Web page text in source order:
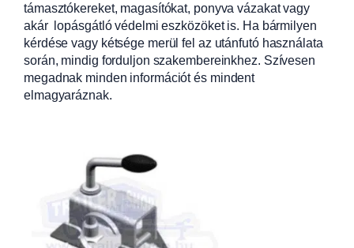
támasztókereket, magasítókat, ponyva vázakat vagy
akár lopásgátló védelmi eszközöket is. Ha bármilyen
kérdése vagy kétsége merül fel az utánfutó használata
során, mindig forduljon szakembereinkhez. Szívesen
megadnak minden információt és mindent
elmagyaráznak.